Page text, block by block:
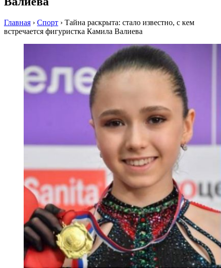
Главная › Спорт › Тайна раскрыта: стало известно, с кем
встречается фигуристка Камила Валиева